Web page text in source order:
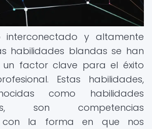
interconectado y altamente
habilidades blandas se han
un factor clave para el éxito
Estas habilidades,
como habilidades
son competencias
con la forma en que nos